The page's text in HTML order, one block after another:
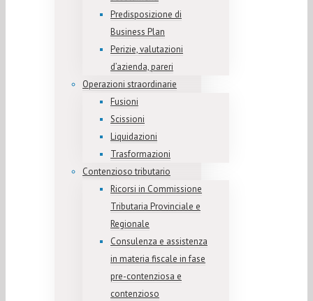
Predisposizione di
Business Plan
Perizie, valutazioni
d’azienda, pareri
Operazioni straordinarie
Fusioni
Scissioni
Liquidazioni
Trasformazioni
Contenzioso tributario
Ricorsi in Commissione
Tributaria Provinciale e
Regionale
Consulenza e assistenza
in materia fiscale in fase
pre-contenziosa e
contenzioso